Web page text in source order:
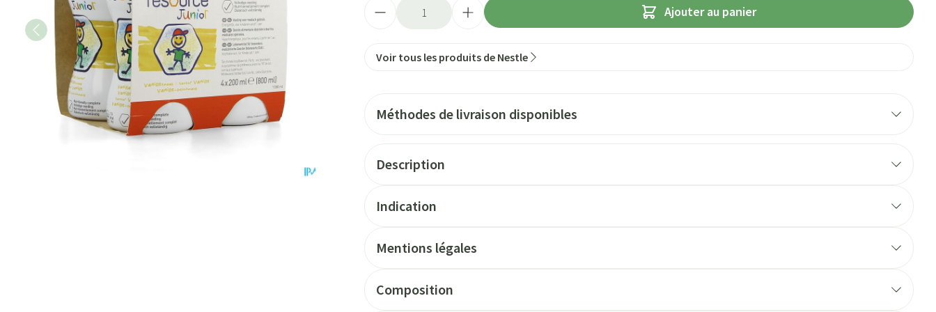
Ajouter au panier
Voir tous les produits de Nestle
Méthodes de livraison disponibles
Description
Indication
Mentions légales
Composition